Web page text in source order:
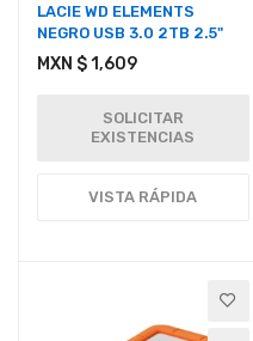
LACIE WD ELEMENTS
NEGRO USB 3.0 2TB 2.5"
MXN $ 1,609
SOLICITAR
EXISTENCIAS
VISTA RÁPIDA